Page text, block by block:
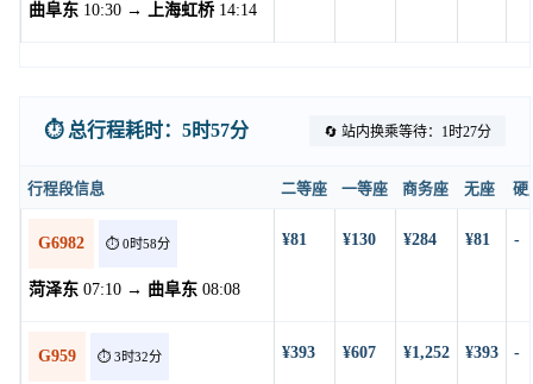
曲阜东 10:30 → 上海虹桥14:14
⏱️ 总行程耗时：5时57分 🔄 站内换乘等待：1时27分
行程段信息 二等座 一等座 商务座 无座 硬
G6982 ⏱️ 0时58分
菏泽东 07:10 → 曲阜东 08:08
¥81 ¥130 ¥284 ¥81 -
G959 ⏱️ 3时32分 ¥393 ¥607 ¥1,252 ¥393 -